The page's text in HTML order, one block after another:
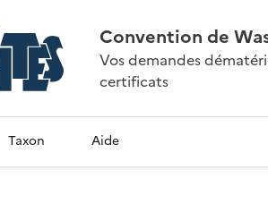
Convention de
Vos demandes
certificats
Taxon Aide